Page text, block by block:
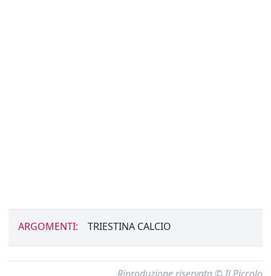
ARGOMENTI: TRIESTINA CALCIO